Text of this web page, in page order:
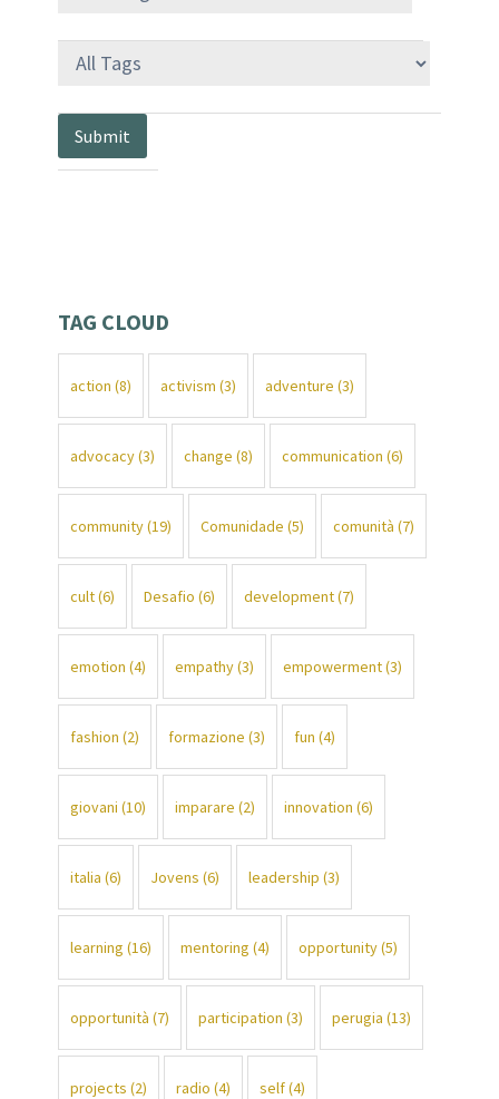
TAG CLOUD
action (8) activism (3) adventure (3)
advocacy(3) change (8) communication (6)
community(19) Comunidade (5) comunità (7)
cult(6) Desafio (6) development(7)
emotion (4) empathy(3) empowerment(3)
fashion (2) formazione (3) fun (4)
giovani (10) imparare (2) innovation (6)
italia (6) Jovens (6) leadership (3)
learning (16) mentoring (4) opportunity(5)
opportunità (7) participation (3) perugia (13)
projects (2) radio (4) self(4)